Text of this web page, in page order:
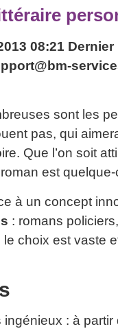
08:21
sont les
pas, qui
Que l’on soit
est
à un concept
: romans
choix est vaste
: à partir